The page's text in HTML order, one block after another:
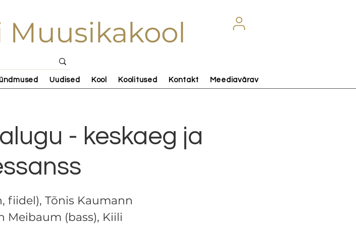
Muusikakool
Uudised Kool Koolitused Kontakt Meediavärav
- keskaeg ja
fiidel), Tõnis Kaumann
Meibaum (bass), Kiili